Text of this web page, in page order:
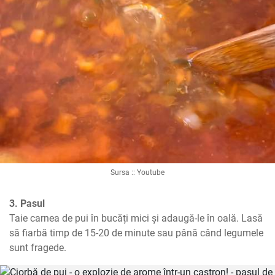
Sursa :: Youtube
3. Pasul
Taie carnea de pui în bucăți mici și adaugă-le în oală. Lasă
să fiarbă timp de 15-20 de minute sau până când legumele
sunt fragede.